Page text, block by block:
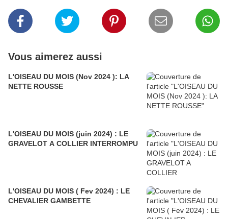
Vous aimerez aussi
L'OISEAU DU MOIS (Nov 2024 ): LA
NETTE ROUSSE
L'OISEAU DU MOIS (juin 2024) : LE
GRAVELOT A COLLIER INTERROMPU
L'OISEAU DU MOIS ( Fev 2024) : LE
CHEVALIER GAMBETTE